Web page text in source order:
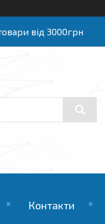
від 3000грн
Контакти